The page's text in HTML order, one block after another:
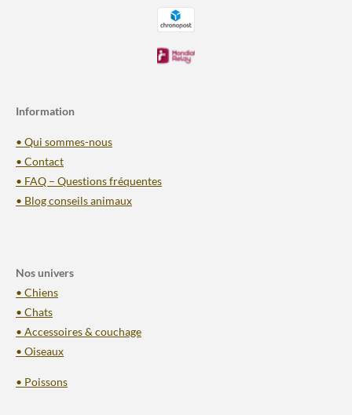
Information
• Qui sommes-nous
• Contact
• FAQ – Questions fréquentes
• Blog conseils animaux
Nos univers
• Chiens
• Chats
• Accessoires & couchage
• Oiseaux
• Poissons